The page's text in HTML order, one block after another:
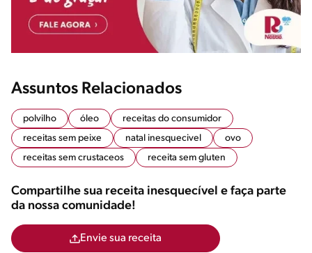
Assuntos Relacionados
polvilho óleo
receitas do consumidor
receitas sem peixe
natal inesquecivel
ovo
receitas sem crustaceos
receita sem gluten
Compartilhe sua receita inesquecível e faça parte
da nossa comunidade!
Envie sua receita